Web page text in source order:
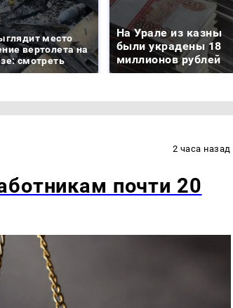
место
вертолета на
смотреть
На Урале из казны
были украдены 18
миллионов рублей
2 часа назад
почти 20